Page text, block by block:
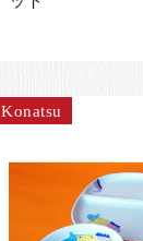
Konatsu